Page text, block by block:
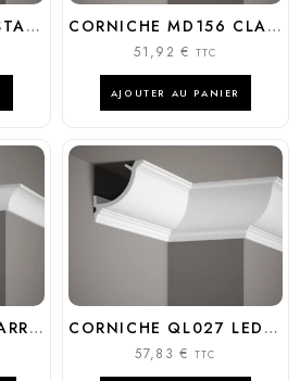
CORNICHE MD118 STANDARD POLYVALENTE 6,5CM POLYURÉTHANE | MARDOM DÉCOR CORNICHE MD156 CLASSIQUE ÉLÉGANTE 9,5CM POLYURÉTHANE | MARDOM DÉCOR
51,92€ TTC
AJOUTER AU PANIER
CORNICHE MD210 ARRONDIE MINIMALISTE 5CM | MARDOM DECOR CORNICHE QL027 LED PREMIUM 10,5CM ÉCLAIRAGE INDIRECT | MARDOM DÉCOR
57,83€ TTC